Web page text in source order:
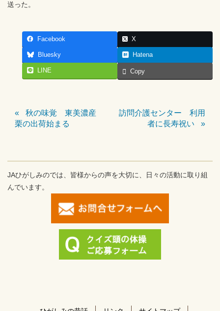
送った。
Facebook X
Bluesky Hatena
LINE Copy
秋の味覚 東美濃産
栗の出荷始まる
訪問介護センター 利用
者に長寿祝い
JAひがしみのでは、皆様からの声を大切に、日々の活動に取り組
んでいます。